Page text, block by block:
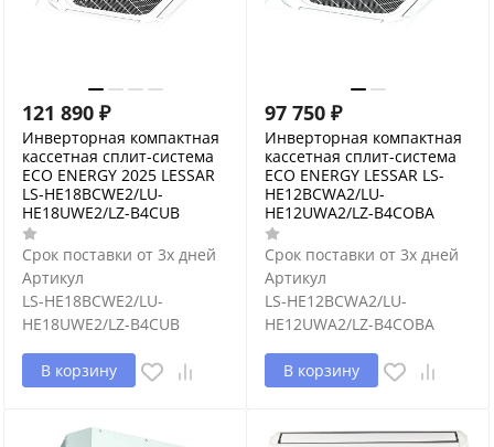
121 890 ₽
Инверторная компактная
кассетная сплит-система
ECO ENERGY 2025 LESSAR
LS-HE18BCWE2/LU-
HE18UWE2/LZ-B4CUB
Срок поставки от 3х дней
Артикул
LS-HE18BCWE2/LU-
HE18UWE2/LZ-B4CUB
В корзину
97 750 ₽
Инверторная компактная
кассетная сплит-система
ECO ENERGY LESSAR LS-
HE12BCWA2/LU-
HE12UWA2/LZ-B4COBA
Срок поставки от 3х дней
Артикул
LS-HE12BCWA2/LU-
HE12UWA2/LZ-B4COBA
В корзину